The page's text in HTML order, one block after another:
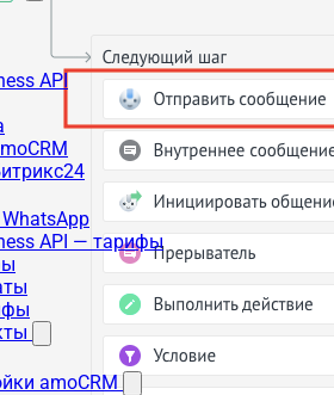
API
API — тарифы
amoCRM